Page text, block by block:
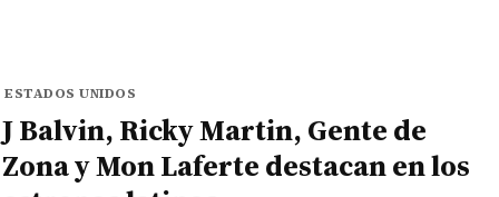
ESTADOS UNIDOS
J Balvin, Ricky Martin, Gente de
Zona y Mon Laferte destacan en los